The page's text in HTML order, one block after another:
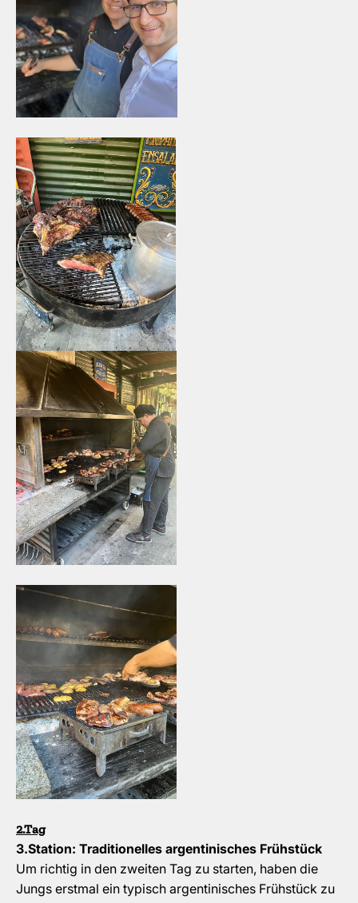
2.Tag
3.Station: Traditionelles argentinisches Frühstück
Um richtig in den zweiten Tag zu starten, haben die
Jungs erstmal ein typisch argentinisches Frühstück zu